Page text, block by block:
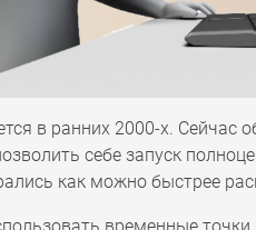
в ранних 2000-х.
себе запуск
как можно быстрее